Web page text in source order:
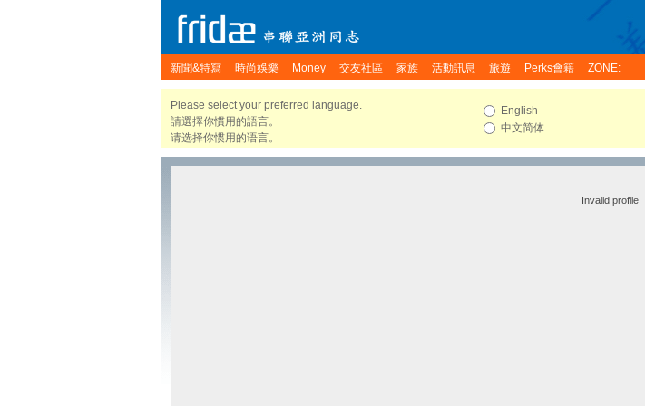
新聞&特寫 時尚娛樂 Money 交友社區 家族 活動訊息 旅遊 Perks會籍 ZONE:
Please select your preferred language.
請選擇你慣用的語言。
请选择你惯用的语言。
English
中文简体
Invalid profile